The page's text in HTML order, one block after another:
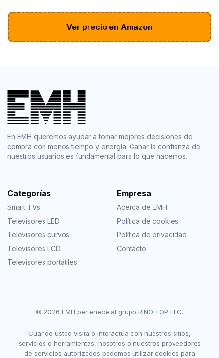
Ver precio en Amazon
En EMH queremos ayudar a tomar mejores decisiones de
compra con menos tiempo y energía. Ganar la confianza de
nuestros usuarios es fundamental para lo que hacemos.
Categorías
Smart TVs
Televisores LED
Televisores curvos
Televisores LCD
Televisores portátiles
Empresa
Acerca de EMH
Política de cookies
Política de privacidad
Contacto
© 2026 EMH pertenece al grupo RINO TOP LLC.
Cuando usted visita o interactúa con nuestros sitios,
servicios o herramientas, nosotros o nuestros proveedores
de servicios autorizados podemos utilizar cookies para